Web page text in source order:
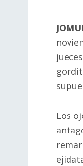
Los